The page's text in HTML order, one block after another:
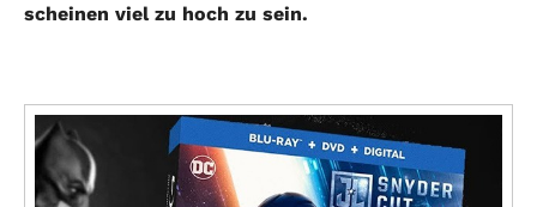
scheinen viel zu hoch zu sein.